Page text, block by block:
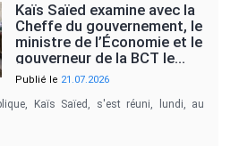
Kaïs Saïed examine avec la
Cheffe du gouvernement, le
ministre de l’Économie et le
gouverneur de la BCT le…
Publié le 21.07.2026
Kaïs Saïed, s'est réuni, lundi, au